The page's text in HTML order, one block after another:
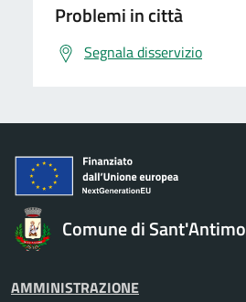
Problemi in città
Segnala disservizio
Comune di Sant'Antimo
AMMINISTRAZIONE